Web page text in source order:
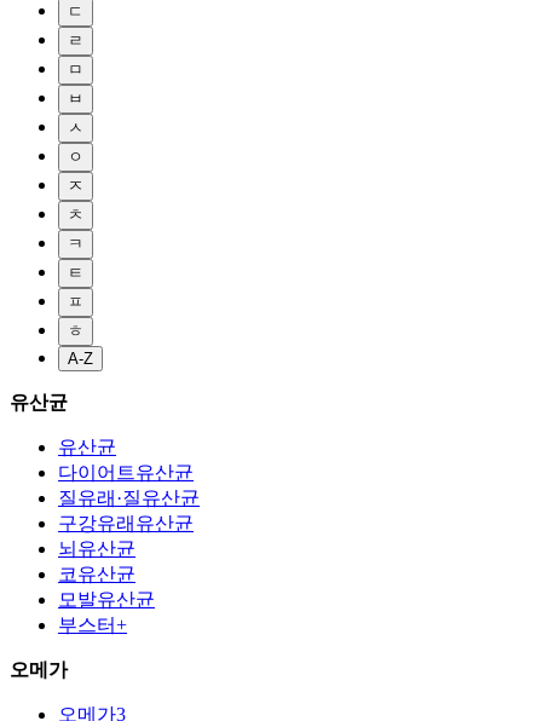
ㄷ
ㄹ
ㅁ
ㅂ
ㅅ
ㅇ
ㅈ
ㅊ
ㅋ
ㅌ
ㅍ
ㅎ
A-Z
유산균
유산균
다이어트유산균
질유래·질유산균
구강유래유산균
뇌유산균
코유산균
모발유산균
부스터+
오메가
오메가3